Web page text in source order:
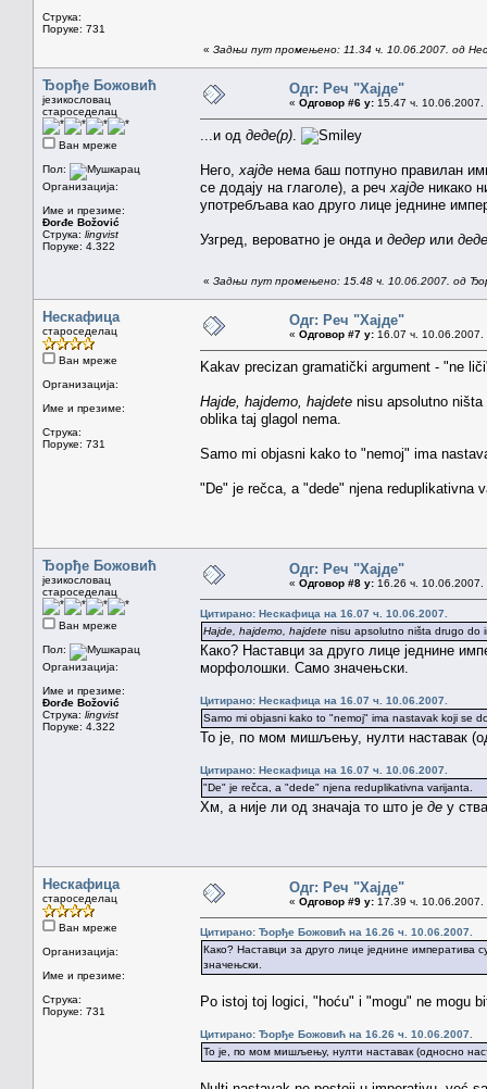
Струка:
Поруке: 731
« Задњи пут промењено: 11.34 ч. 10.06.2007. од
Ђорђе Божовић
језикословац
староседелац
Ван мреже
Пол:
Организација:
Име и презиме:
Đorđe Božović
Струка: lingvist
Поруке: 4.322
Одг: Реч "Хајде"
« Одговор #6 у: 15.47 ч. 10.06.2007.
...и од деде(р)
Него, хајде нема баш потпуно правилан
се додају на глаголе), а реч хајде никако
употребљава као друго лице једнине
Узгред, вероватно је онда и дедер или деде
« Задњи пут промењено: 15.48 ч. 10.06.2007. од
Нескафица
староседелац
Ван мреже
Организација:
Име и презиме:
Струка:
Поруке: 731
Одг: Реч "Хајде"
« Одговор #7 у: 16.07 ч. 10.06.2007.
Kakav precizan gramatički argument - "ne
Hajde, hajdemo, hajdete nisu apsolutno
oblika taj glagol nema.
Samo mi objasni kako to "nemoj" ima
"De" je rečca, a "dede" njena reduplikativna
Ђорђе Божовић
језикословац
староседелац
Ван мреже
Пол:
Организација:
Име и презиме:
Đorđe Božović
Струка: lingvist
Поруке: 4.322
Одг: Реч "Хајде"
« Одговор #8 у: 16.26 ч. 10.06.2007.
Цитирано: Нескафица на 16.07 ч. 10.06.2007.
Hajde, hajdemo, hajdete nisu apsolutno ništa drugo do
Како? Наставци за друго лице једнине
морфолошки. Само значењски.
Цитирано: Нескафица на 16.07 ч. 10.06.2007.
Samo mi objasni kako to "nemoj" ima nastavak koji se
То је, по мом мишљењу, нулти наставак
Цитирано: Нескафица на 16.07 ч. 10.06.2007.
"De" je rečca, a "dede" njena reduplikativna varijanta.
Хм, а није ли од значаја то што је де у
Нескафица
староседелац
Ван мреже
Организација:
Име и презиме:
Струка:
Поруке: 731
Одг: Реч "Хајде"
« Одговор #9 у: 17.39 ч. 10.06.2007.
Цитирано: Ђорђе Божовић на 16.26 ч. 10.06.2007.
Како? Наставци за друго лице једнине императива
значењски.
Po istoj toj logici, "hoću" i "mogu" ne mogu
Цитирано: Ђорђе Божовић на 16.26 ч. 10.06.2007.
То је, по мом мишљењу, нулти наставак (односно